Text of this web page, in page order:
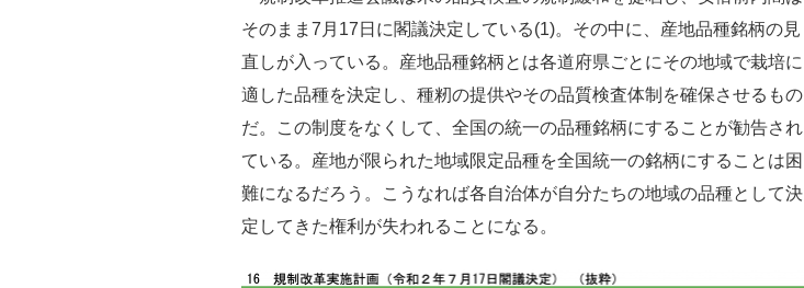
そのまま7月17日に閣議決定している(1)。その中に、産地品種銘柄の見
直しが入っている。産地品種銘柄とは各道府県ごとにその地域で栽培に
適した品種を決定し、種籾の提供やその品質検査体制を確保させるもの
だ。この制度をなくして、全国の統一の品種銘柄にすることが勧告され
ている。産地が限られた地域限定品種を全国統一の銘柄にすることは困
難になるだろう。こうなれば各自治体が自分たちの地域の品種として決
定してきた権利が失われることになる。